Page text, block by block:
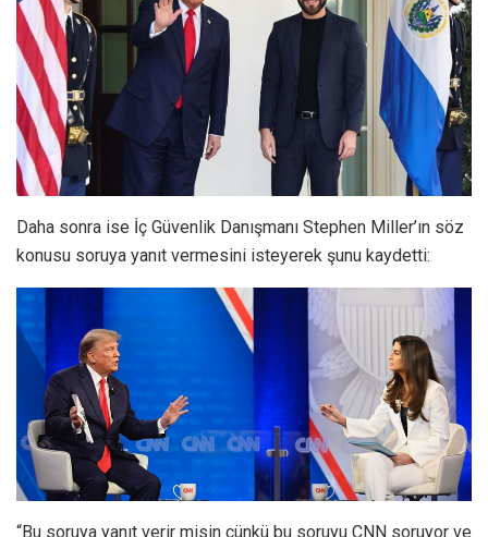
Daha sonra ise İç Güvenlik Danışmanı Stephen Miller’ın söz
konusu soruya yanıt vermesini isteyerek şunu kaydetti:
“Bu soruya yanıt verir misin çünkü bu soruyu CNN soruyor ve